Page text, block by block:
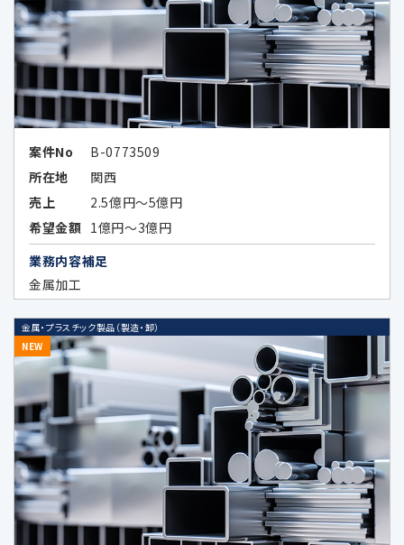
当社の採用選考活動のため
当社又は第三者の商品・サービスに関す
る広告、メールマガジン等、各種ご案内の
ため
わせた広告情報等の表示、メールマガジ
ン等、各種ご案内のため
上記各目的に関連する市場分析、マーケ
ティングのため
データのハッシュ化等の加工、統計化の
方法等により特定の個人を識別できない
形式に加工したデータまたは統計情報
（統計データ）の作成のため、及び当該加
工したデータまたは統計データの第三者
提供のため
4.個人情報の第三者提供の制限
次の場合を除いてお客様の個人情報を第三者
案件No
B-0773509
所在地
関西
売上
2.5億円～5億円
希望金額 1億円～3億円
業務内容補足
金属加工
金属・プラスチック製品（製造・卸）
NEW